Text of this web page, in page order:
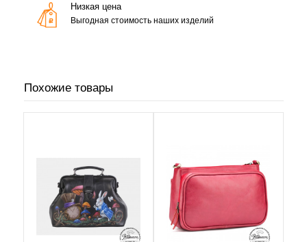
Низкая цена
Выгодная стоимость наших изделий
Похожие товары